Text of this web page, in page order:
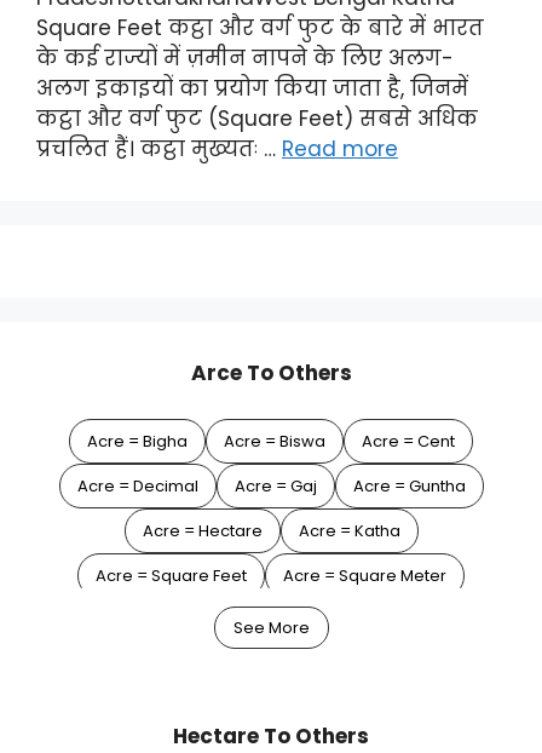
Square Feet कट्ठा और वर्ग फुट के बारे में भारत
के कई राज्यों में ज़मीन नापने के लिए अलग-
अलग इकाइयों का प्रयोग किया जाता है, जिनमें
कट्ठा और वर्ग फुट (Square Feet) सबसे अधिक
प्रचलित हैं। कट्ठा मुख्यतः … Read more
Arce To Others
Acre = Bigha Acre = Biswa
Acre = Cent
Acre = Decimal
Acre = Gaj
Acre = Guntha
Acre = Hectare
Acre = Katha
Acre = Square Feet
Acre = Square Meter
Acre = Square Yard
See More
Hectare To Others